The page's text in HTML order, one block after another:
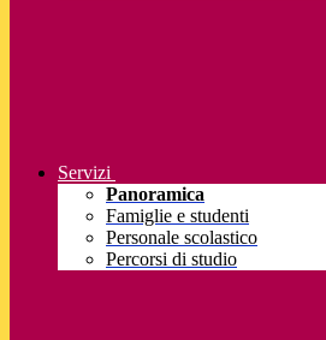
Servizi
Panoramica
Famiglie e studenti
Personale scolastico
Percorsi di studio